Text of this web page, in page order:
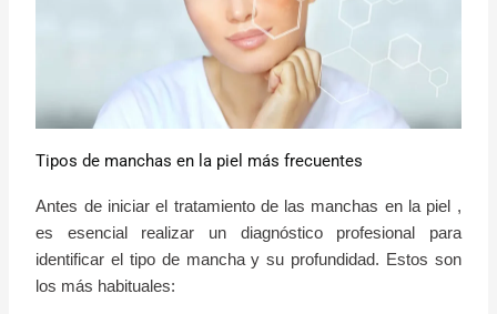
Tipos de manchas en la piel más frecuentes
Antes de iniciar el tratamiento de las manchas en la piel ,
es esencial realizar un diagnóstico profesional para
identificar el tipo de mancha y su profundidad. Estos son
los más habituales: